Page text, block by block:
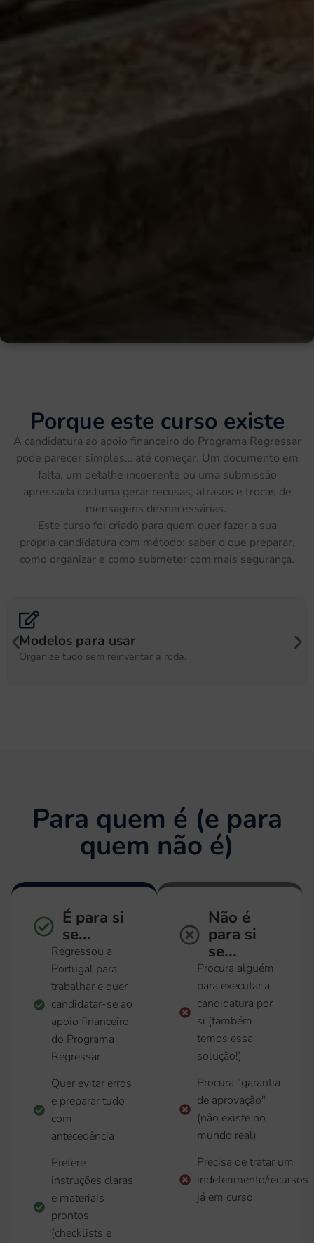
Porque este curso existe
A candidatura ao apoio financeiro do Programa Regressar
pode parecer simples… até começar. Um documento em
falta, um detalhe incoerente ou uma submissão
apressada costuma gerar recusas, atrasos e trocas de
mensagens desnecessárias.
Este curso foi criado para quem quer fazer a sua
própria candidatura com método: saber o que preparar,
como organizar e como submeter com mais segurança.
Revisão opcional
Validamos tudo antes de submeter.
Para quem é (e para
quem não é)
É para si
se...
Regressou a
Portugal para
trabalhar e quer
candidatar-se ao
apoio financeiro
do Programa
Regressar
Quer evitar erros
e preparar tudo
com
antecedência
Prefere
instruções claras
e materiais
prontos
(checklists e
Não é
para si
se...
Procura alguém
para executar a
candidatura por
si (também
temos essa
solução!)
Procura "garantia
de aprovação"
(não existe no
mundo real)
Precisa de tratar um
indeferimento/recursos
já em curso